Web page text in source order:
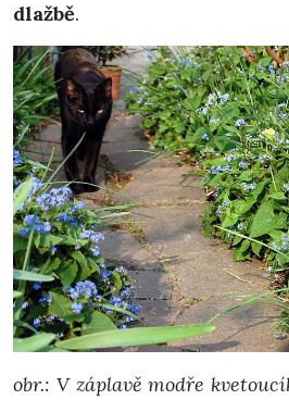
dlažbě.
obr.: V záplavě modře